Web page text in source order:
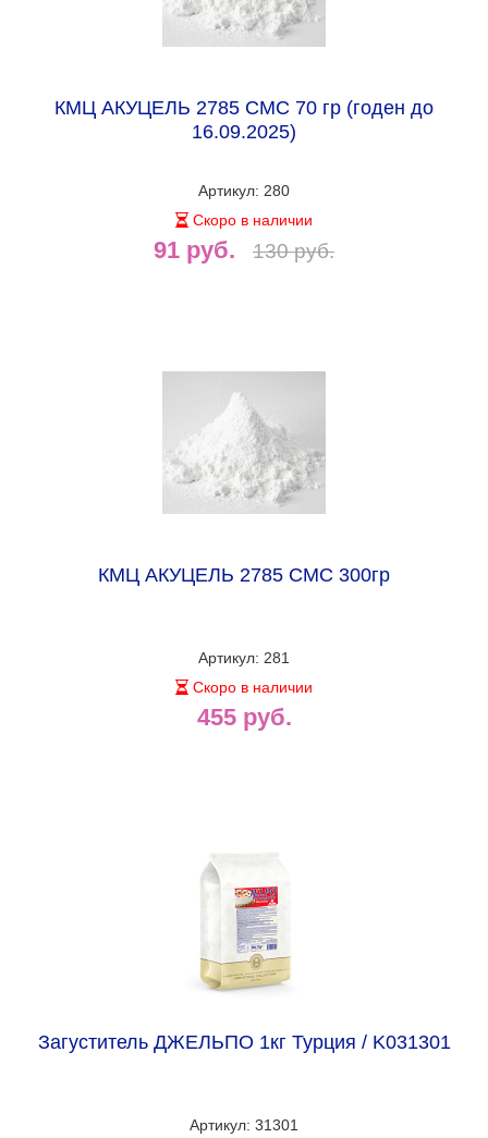
КМЦ АКУЦЕЛЬ 2785 СМС 70 гр (годен до
16.09.2025)
Артикул: 280
Скоро в наличии
91 руб. 130 руб.
КМЦ АКУЦЕЛЬ 2785 СМС 300гр
Артикул: 281
Скоро в наличии
455 руб.
Загуститель ДЖЕЛЬПО 1кг Турция / K031301
Артикул: 31301